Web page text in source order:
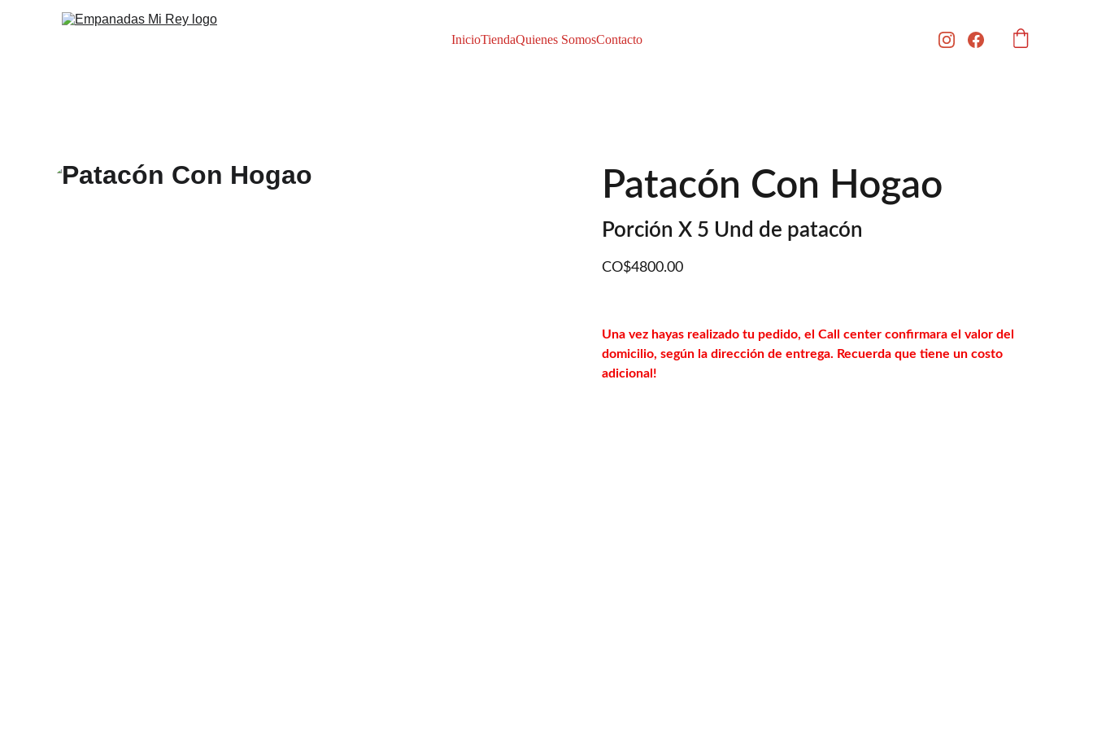
InicioTiendaQuienes SomosContacto
Patacón Con Hogao
Porción X 5 Und de patacón
CO$4800.00
Una vez hayas realizado tu pedido, el Call center confirmara el valor del
domicilio, según la dirección de entrega. Recuerda que tiene un costo
adicional!